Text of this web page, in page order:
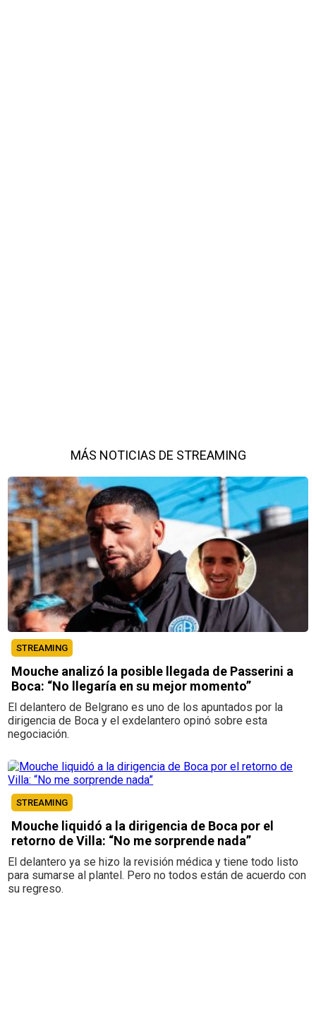
MÁS NOTICIAS DE STREAMING
STREAMING
Mouche analizó la posible llegada de Passerini a
Boca: “No llegaría en su mejor momento”
El delantero de Belgrano es uno de los apuntados por la
dirigencia de Boca y el exdelantero opinó sobre esta
negociación.
STREAMING
Mouche liquidó a la dirigencia de Boca por el
retorno de Villa: “No me sorprende nada”
El delantero ya se hizo la revisión médica y tiene todo listo
para sumarse al plantel. Pero no todos están de acuerdo con
su regreso.